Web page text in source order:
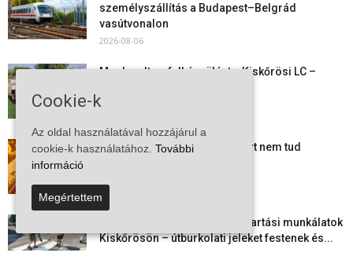
személyszállítás a Budapest–Belgrád
vasútvonalon
2026-08-06
Megkezdte a felkészülést a Kiskőrösi LC –
2026-08-06
Mi történik Európa felett? Ezért nem tud
Folyamatosak a nyári karbantartási munkálatok
Kiskőrösön – útburkolati jeleket festenek és...
Cookie-k
Az oldal használatával hozzájárul a
cookie-k használatához. További
információ
Megértettem